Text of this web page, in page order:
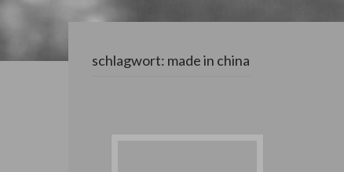
schlagwort: made in china